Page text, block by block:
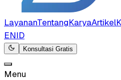
LayananTentangKaryaArtikel
ENID
Konsultasi Gratis
Menu